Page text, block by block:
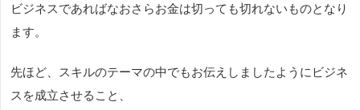
ビジネスであればなおさらお金は切っても切れないものとなり
ます。
先ほど、スキルのテーマの中でもお伝えしましたようにビジネ
スを成立させること、